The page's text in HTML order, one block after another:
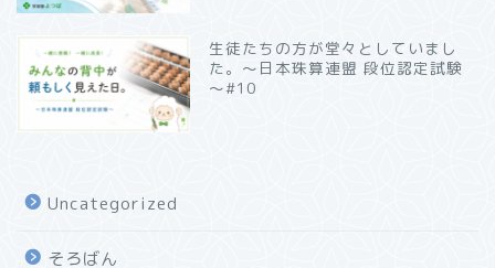
生徒たちの方が堂々としていまし
た。～日本珠算連盟 段位認定試験
～#10
Uncategorized
そろばん